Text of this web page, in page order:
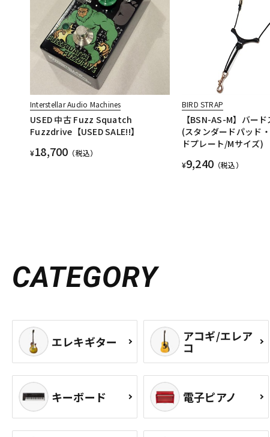
Interstellar Audio Machines
USED 中古 Fuzz Squatch
Fuzzdrive【USED SALE!!】
¥18,700 （税込）
BIRD STRAP
【BSN-AS-M】バー
(スタンダードパッド
ドプレート/Mサイズ)
¥9,240 （税込）
CATEGORY
エレキギター アコギ/エレア
コ
キーボード 電子ピアノ